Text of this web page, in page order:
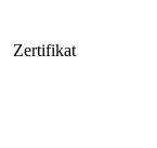
Zertifikat